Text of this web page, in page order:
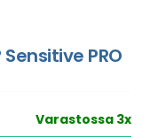
PRO
Varastossa 3x